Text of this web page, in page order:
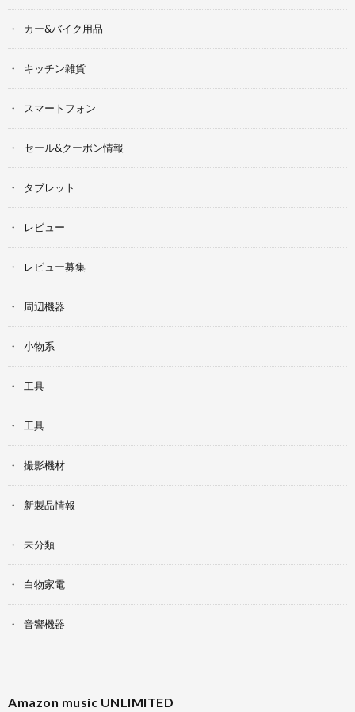
カー&バイク用品
キッチン雑貨
スマートフォン
セール&クーポン情報
タブレット
レビュー
レビュー募集
周辺機器
小物系
工具
工具
撮影機材
新製品情報
未分類
白物家電
音響機器
Amazon music UNLIMITED